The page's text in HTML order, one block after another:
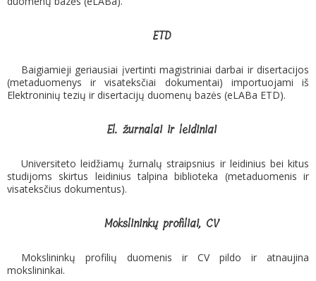
ETD
Baigiamieji geriausiai įvertinti magistriniai darbai ir disertacijos
(metaduomenys ir visateksčiai dokumentai) importuojami iš
Elektroninių tezių ir disertacijų duomenų bazės (eLABa ETD).
El. žurnalai ir leidiniai
Universiteto leidžiamų žurnalų straipsnius ir leidinius bei kitus
studijoms skirtus leidinius talpina biblioteka (metaduomenis ir
visateksčius dokumentus).
Mokslininkų profiliai, CV
Mokslininkų profilių duomenis ir CV pildo ir atnaujina
mokslininkai.